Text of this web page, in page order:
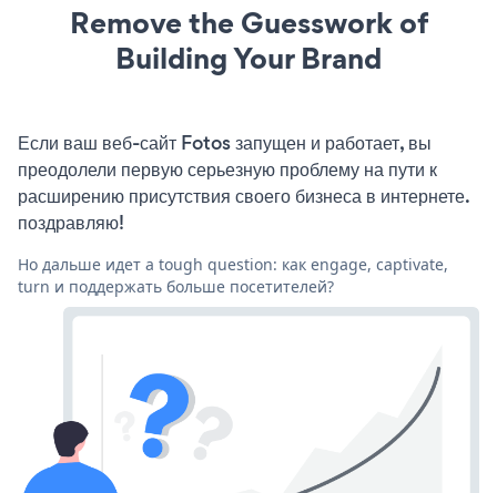
Remove the Guesswork of
Building Your Brand
Если ваш веб-сайт Fotos запущен и работает, вы
преодолели первую серьезную проблему на пути к
расширению присутствия своего бизнеса в интернете.
поздравляю!
Но дальше идет a tough question: как engage, captivate,
turn и поддержать больше посетителей?